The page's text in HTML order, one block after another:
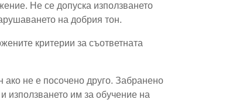
Не се допуска използването
на добрия тон.
критерии за съответната
не е посочено друго. Забранено
използването им за обучение на